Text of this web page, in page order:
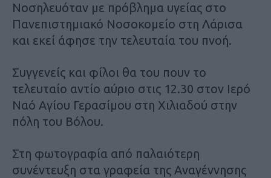
Νοσηλευόταν με πρόβλημα υγείας στο
Πανεπιστημιακό Νοσοκομείο στη Λάρισα
και εκεί άφησε την τελευταία του πνοή.
Συγγενείς και φίλοι θα του πουν το
τελευταίο αντίο αύριο στις 12.30 στον Ιερό
Ναό Αγίου Γερασίμου στη Χιλιαδού στην
πόλη του Βόλου.
Στη φωτογραφία από παλαιότερη
συνέντευξη στα γραφεία της Αναγέννησης